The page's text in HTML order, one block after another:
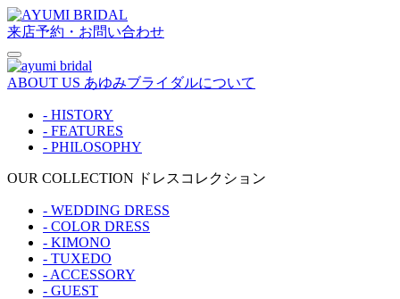
来店予約・お問い合わせ
ABOUT US あゆみブライダルについて
- HISTORY
- FEATURES
- PHILOSOPHY
OUR COLLECTION ドレスコレクション
- WEDDING DRESS
- COLOR DRESS
- KIMONO
- TUXEDO
- ACCESSORY
- GUEST